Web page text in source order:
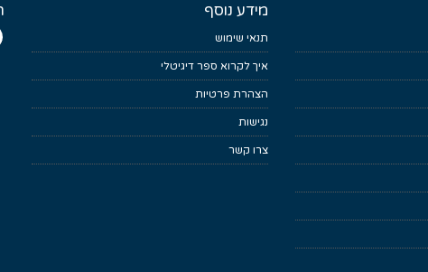
מידע נוסף
תנאי שימוש
איך לקרוא ספר דיגיטלי
הצהרת פרטיות
נגישות
צרו קשר